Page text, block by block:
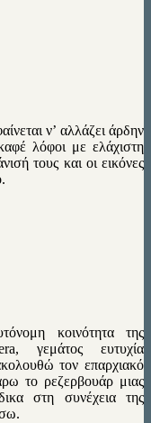
ν’ αλλάζει άρδην
λόφοι με ελάχιστη
τους και οι εικόνες
κοινότητα της
γεμάτος ευτυχία
τον επαρχιακό
το ρεζερβουάρ μιας
στη συνέχεια της